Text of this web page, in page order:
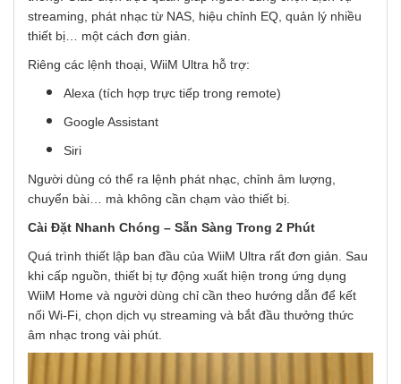
streaming, phát nhạc từ NAS, hiệu chỉnh EQ, quản lý nhiều
thiết bị… một cách đơn giản.
Riêng các lệnh thoại, WiiM Ultra hỗ trợ:
Alexa (tích hợp trực tiếp trong remote)
Google Assistant
Siri
Người dùng có thể ra lệnh phát nhạc, chỉnh âm lượng,
chuyển bài… mà không cần chạm vào thiết bị.
Cài Đặt Nhanh Chóng – Sẵn Sàng Trong 2 Phút
Quá trình thiết lập ban đầu của WiiM Ultra rất đơn giản. Sau
khi cấp nguồn, thiết bị tự động xuất hiện trong ứng dụng
WiiM Home và người dùng chỉ cần theo hướng dẫn để kết
nối Wi-Fi, chọn dịch vụ streaming và bắt đầu thưởng thức
âm nhạc trong vài phút.